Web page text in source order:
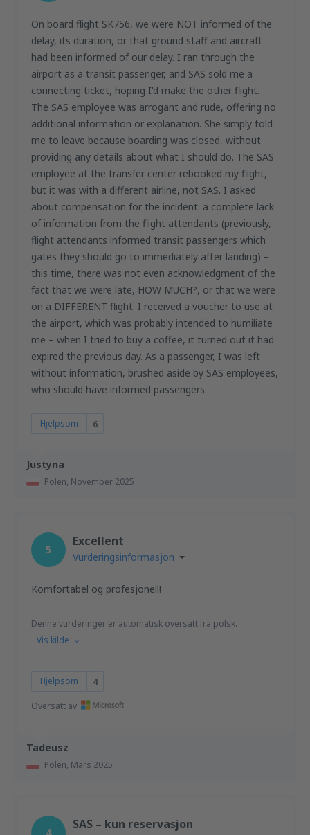
Justyna
Polen, November 2025
On board flight SK756, we were NOT informed of the
delay, its duration, or that ground staff and aircraft
had been informed of our delay. I ran through the
airport as a transit passenger, and SAS sold me a
connecting ticket, hoping I'd make the other flight.
The SAS employee was arrogant and rude, offering no
additional information or explanation. She simply told
me to leave because boarding was closed, without
providing any details about what I should do. The SAS
employee at the transfer center rebooked my flight,
but it was with a different airline, not SAS. I asked
about compensation for the incident: a complete lack
of information from the flight attendants (previously,
flight attendants informed transit passengers which
gates they should go to immediately after landing) –
this time, there was not even acknowledgment of the
fact that we were late, HOW MUCH?, or that we were
on a DIFFERENT flight. I received a voucher to use at
the airport, which was probably intended to humiliate
me – when I tried to buy a coffee, it turned out it had
expired the previous day. As a passenger, I was left
without information, brushed aside by SAS employees,
who should have informed passengers.
Hjelpsom 6
Tadeusz
Polen, Mars 2025
5
Excellent
Vurderingsinformasjon
Komfortabel og profesjonell!
Denne vurderinger er automatisk oversatt fra polsk.
Vis kilde
Hjelpsom 4
Oversatt av
SAS – kun reservasjon